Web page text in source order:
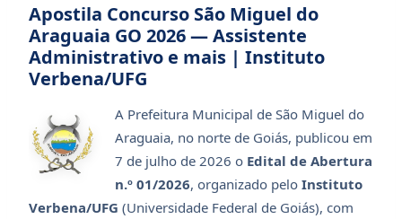
Apostila Concurso São Miguel do
Araguaia GO 2026 — Assistente
Administrativo e mais | Instituto
Verbena/UFG
A Prefeitura Municipal de São Miguel do
Araguaia, no norte de Goiás, publicou em
7 de julho de 2026 o Edital de Abertura
n.º 01/2026, organizado pelo Instituto
Verbena/UFG (Universidade Federal de Goiás), com